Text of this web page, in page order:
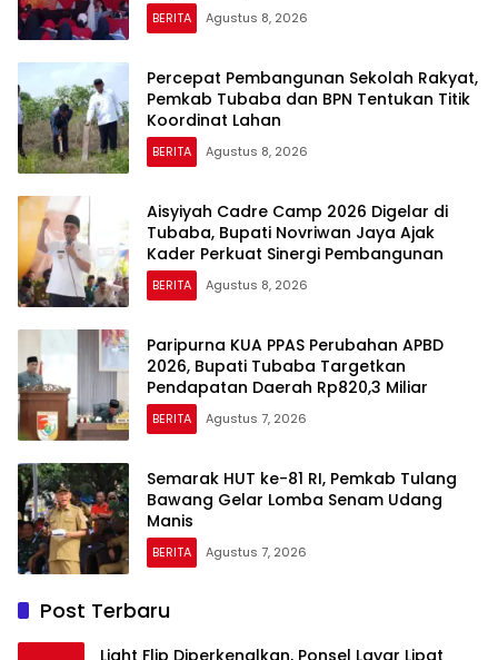
BERITA Agustus 8, 2026
Percepat Pembangunan Sekolah Rakyat,
Pemkab Tubaba dan BPN Tentukan Titik
Koordinat Lahan
BERITA Agustus 8, 2026
Aisyiyah Cadre Camp 2026 Digelar di
Tubaba, Bupati Novriwan Jaya Ajak
Kader Perkuat Sinergi Pembangunan
BERITA Agustus 8, 2026
Paripurna KUA PPAS Perubahan APBD
2026, Bupati Tubaba Targetkan
Pendapatan Daerah Rp820,3 Miliar
BERITA Agustus 7, 2026
Semarak HUT ke-81 RI, Pemkab Tulang
Bawang Gelar Lomba Senam Udang
Manis
BERITA Agustus 7, 2026
Post Terbaru
Light Flip Diperkenalkan, Ponsel Layar Lipat